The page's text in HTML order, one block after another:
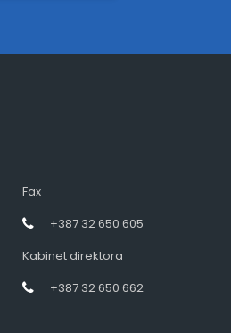
Fax
+387 32 650 605
Kabinet direktora
+387 32 650 662